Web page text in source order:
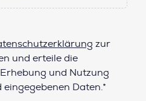
zur
und erteile die
und Nutzung
Daten.*